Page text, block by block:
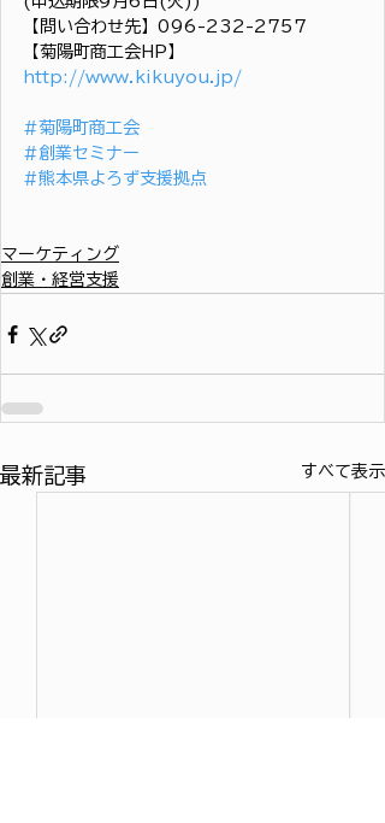
【問い合わせ先】096-232-2757
【菊陽町商工会HP】
http://www.kikuyou.jp/
#菊陽町商工会
#創業セミナー
#熊本県よろず支援拠点
マーケティング
創業・経営支援
最新記事 すべて表示